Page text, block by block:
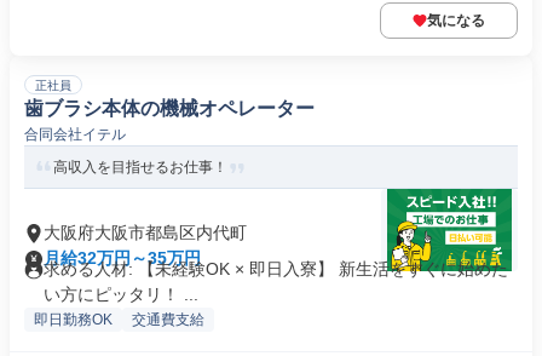
気になる
正社員
歯ブラシ本体の機械オペレーター
合同会社イテル
高収入を目指せるお仕事！
大阪府大阪市都島区内代町
月給32万円～35万円
求める人材: 【未経験OK × 即日入寮】 新生活をすぐに始めた
い方にピッタリ！ ...
即日勤務OK 交通費支給